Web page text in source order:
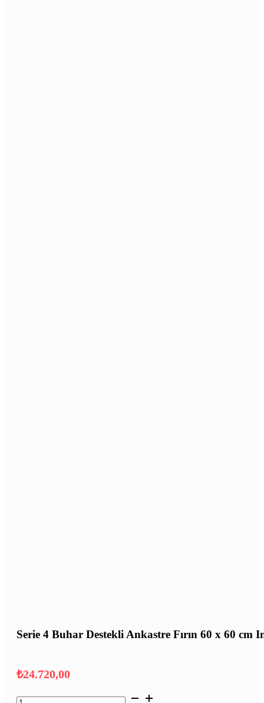
Serie 4 Buhar Destekli Ankastre Fırın 60 x 60 cm
₺24.720,00
Serie